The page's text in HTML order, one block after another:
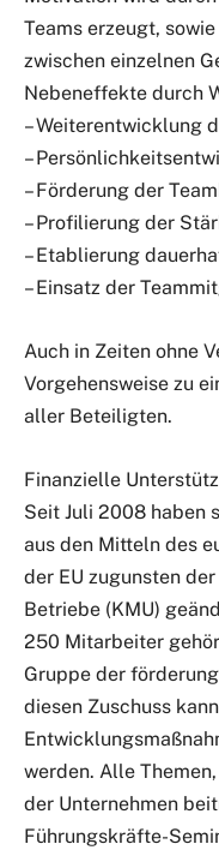
Teams erzeugt,
zwischen einzelnen
Nebeneffekte durch
– Weiterentwicklung
–
– Förderung der
– Profilierung der
– Etablierung
– Einsatz der
Auch in Zeiten ohne
Vorgehensweise zu
aller Beteiligten.
Finanzielle
Seit Juli 2008 haben
aus den Mitteln des
der EU zugunsten
Betriebe (KMU)
250 Mitarbeiter
Gruppe der
diesen Zuschuss
werden. Alle
der Unternehmen
Führungskräfte-